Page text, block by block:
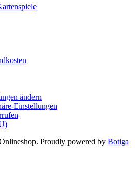
ändern
Einstellungen
Proudly powered by Botiga